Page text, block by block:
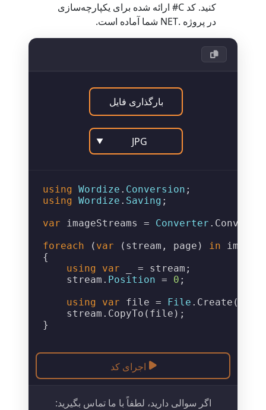
کنید. کد C# ارائه شده برای یکپارچه‌سازی
در پروژه .NET شما آماده است.
بارگذاری فایل
JPG
▼
using Wordize . Conversion
using Wordize . Saving ;
var imageStreams = Converter .
foreach ( var (stream, page) in
{
using
var _ = stream;
    stream.
Position = 0 ;
using
var file = File . Create (
    stream.
CopyTo (file);
اجرای کد
اگر سوالی دارید، لطفاً با ما تماس بگیرید: